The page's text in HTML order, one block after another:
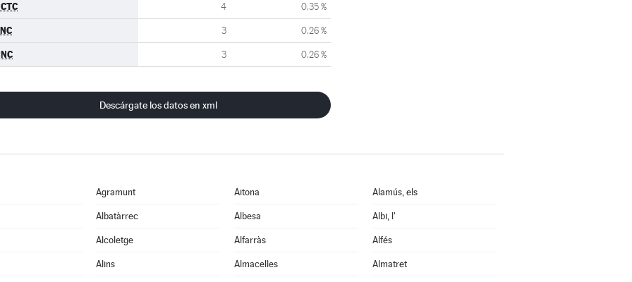
4 0,35 %
3 0,26 %
3 0,26 %
Descárgate los datos en xml
Agramunt Aitona Alamús, els
Albatàrrec Albesa Albi, l'
Alcoletge Alfarràs Alfés
Alins Almacelles Almatret